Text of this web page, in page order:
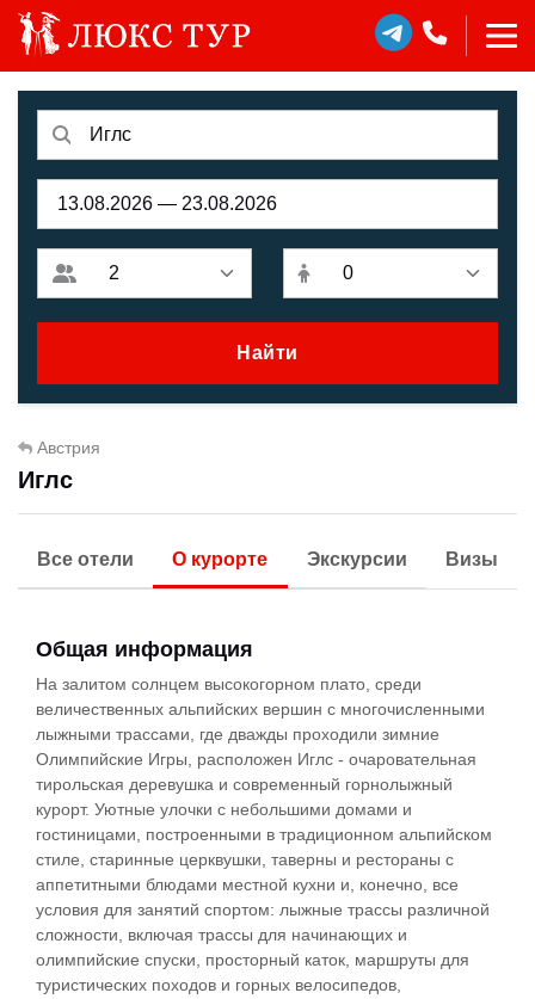
Найти
Австрия
Иглс
Все отели О курорте Экскурсии Визы
Общая информация
На залитом солнцем высокогорном плато, среди
величественных альпийских вершин с многочисленными
лыжными трассами, где дважды проходили зимние
Олимпийские Игры, расположен Иглс - очаровательная
тирольская деревушка и современный горнолыжный
курорт. Уютные улочки с небольшими домами и
гостиницами, построенными в традиционном альпийском
стиле, старинные церквушки, таверны и рестораны с
аппетитными блюдами местной кухни и, конечно, все
условия для занятий спортом: лыжные трассы различной
сложности, включая трассы для начинающих и
олимпийские спуски, просторный каток, маршруты для
туристических походов и горных велосипедов,